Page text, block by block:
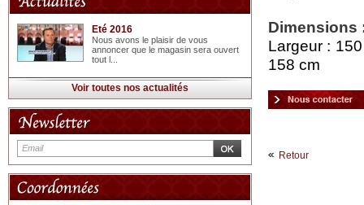
Eté 2016
Nous avons le plaisir de vous
annoncer que le magasin sera ouvert
tout l...
Voir toutes nos actualités
Dimensions
Largeur :
158 cm
Retour